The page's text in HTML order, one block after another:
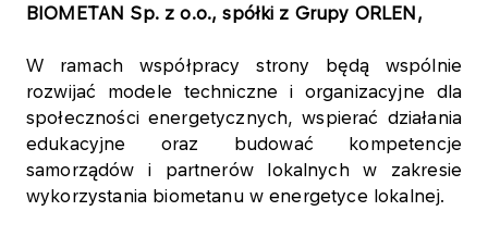
BIOMETAN Sp. z o.o., spółki z Grupy ORLEN,
W ramach współpracy strony będą wspólnie
rozwijać modele techniczne i organizacyjne dla
społeczności energetycznych, wspierać działania
edukacyjne oraz budować kompetencje
samorządów i partnerów lokalnych w zakresie
wykorzystania biometanu w energetyce lokalnej.